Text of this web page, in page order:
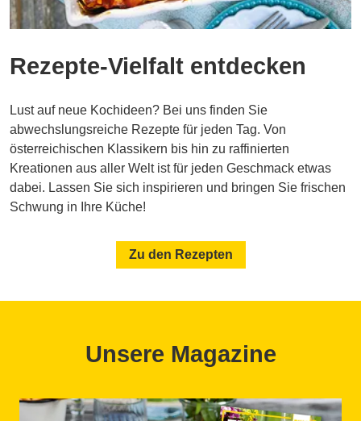
Rezepte-Vielfalt entdecken
Lust auf neue Kochideen? Bei uns finden Sie
abwechslungsreiche Rezepte für jeden Tag. Von
österreichischen Klassikern bis hin zu raffinierten
Kreationen aus aller Welt ist für jeden Geschmack etwas
dabei. Lassen Sie sich inspirieren und bringen Sie frischen
Schwung in Ihre Küche!
Zu den Rezepten
Unsere Magazine